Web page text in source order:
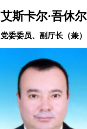
艾斯卡尔·吾休尔
党委委员、副厅长（兼）